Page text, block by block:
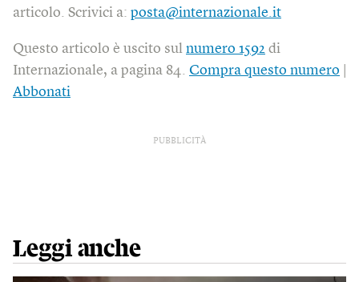
articolo. Scrivici a: posta@internazionale.it
Questo articolo è uscito sul numero 1592 di
Internazionale, a pagina 84. Compra questo numero
Abbonati
PUBBLICITÀ
Leggi anche